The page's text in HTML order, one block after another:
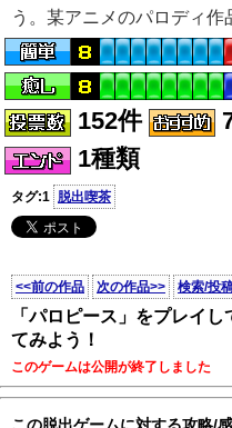
う。某アニメのパロディ作
152件
1種類
タグ:1 脱出喫茶
<<前の作品 次の作品>> 検索/投
「パロピース」をプレイ
てみよう！
このゲームは公開が終了しました